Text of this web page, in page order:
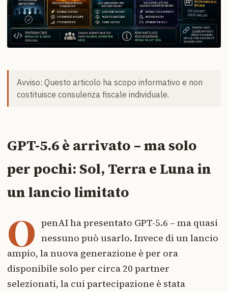
Avviso: Questo articolo ha scopo informativo e non
costituisce consulenza fiscale individuale.
GPT-5.6 è arrivato – ma solo
per pochi: Sol, Terra e Luna in
un lancio limitato
O penAI ha presentato GPT-5.6 – ma quasi
nessuno può usarlo. Invece di un lancio
ampio, la nuova generazione è per ora
disponibile solo per circa 20 partner
selezionati, la cui partecipazione è stata